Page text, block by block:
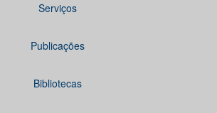
Serviços
Publicações
Bibliotecas